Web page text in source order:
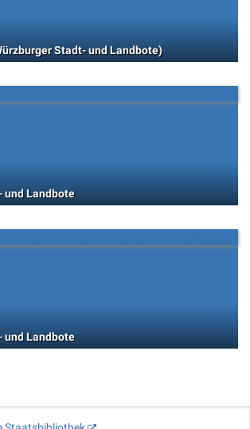
Stadt- und Landbote)
und Landbote
und Landbote